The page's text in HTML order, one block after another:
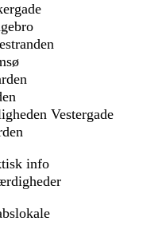
Vestergade
info